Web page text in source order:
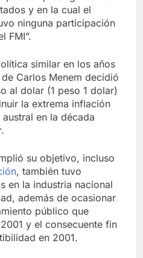
y en la cual el
ninguna participación
FMI”.
similar en los años
Carlos Menem decidió
al dolar (1 peso 1 dolar)
la extrema inflación
en la década
su objetivo, incluso
, también tuvo
en la industria nacional
además de ocasionar
público que
y el consecuente fin
en 2001.